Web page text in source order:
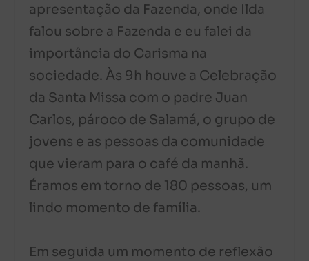
apresentação da Fazenda, onde Ilda
falou sobre a Fazenda e eu falei da
importância do Carisma na
sociedade. Às 9h houve a Celebração
da Santa Missa com o padre Juan
Carlos, pároco de Salamá, o grupo de
jovens e as pessoas da comunidade
que vieram para o café da manhã.
Éramos em torno de 180 pessoas, um
lindo momento de família.
Em seguida um momento de reflexão